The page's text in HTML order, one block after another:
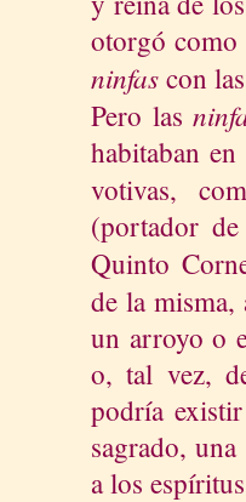
otorgó como
ninfas con
Pero las
habitaban
votivas,
(portador
Quinto
de la
un arroyo o
o, tal vez,
podría
sagrado,
a los